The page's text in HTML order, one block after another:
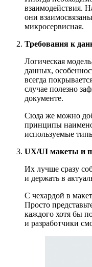
взаимодействия.
они
микросервисная.
Требования к
Логическая
данных,
всегда
случае полезно
документе.
Сюда же можно
принципы
используемые
UX/UI макеты и
Их лучше сразу
и держать в
С чехардой в
Просто
каждого хотя бы
и разработчики